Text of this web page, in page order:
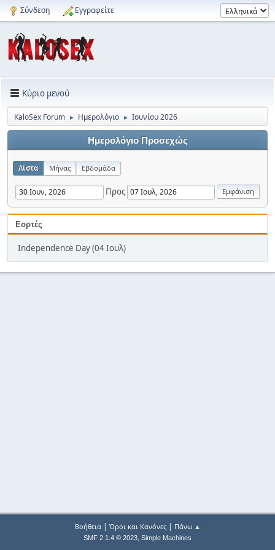
Σύνδεση Εγγραφείτε
Κύριο μενού
KaloSex Forum ► Ημερολόγιο ► Ιουνίου 2026
Ημερολόγιο Προσεχώς
Λίστα Μήνας Εβδομάδα
Προς
Εορτές
Independence Day (04 Ιουλ)
Βοήθεια| Όροι και Κανόνες| Πάνω ▲
SMF 2.1.4 © 2023, Simple Machines